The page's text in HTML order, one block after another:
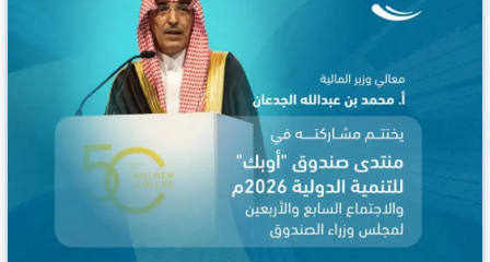
هيئة النقل تحتفي بأكثر من 3000 بحار سعودي
بالتزامن مع اليوم العالمي للبحارة
صحيفة المدينة السعودية 25 حزيران/يونيو 2026